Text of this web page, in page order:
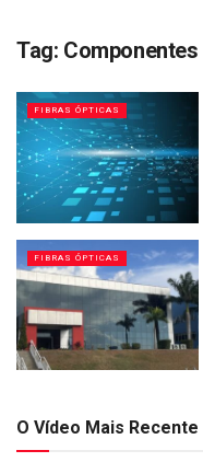
Tag:
FIBRAS ÓPTICAS
FIBRAS ÓPTICAS
O Vídeo Mais Recente